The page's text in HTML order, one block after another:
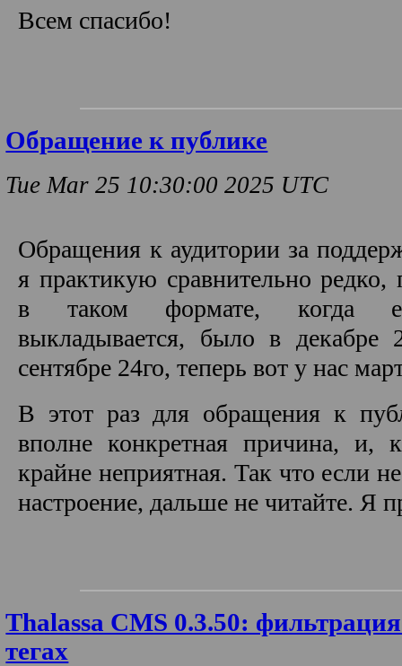
Всем спасибо!
Обращение к публике
Tue Mar 25 10:30:00 2025 UTC
Обращения к аудитории за
я практикую сравнительно редко,
в таком формате, когда
выкладывается, было в декабре
сентябре 24го, теперь вот у нас
В этот раз для обращения к
вполне конкретная причина, и,
крайне неприятная. Так что если
настроение, дальше не читайте. Я
Thalassa CMS 0.3.50:
тегах